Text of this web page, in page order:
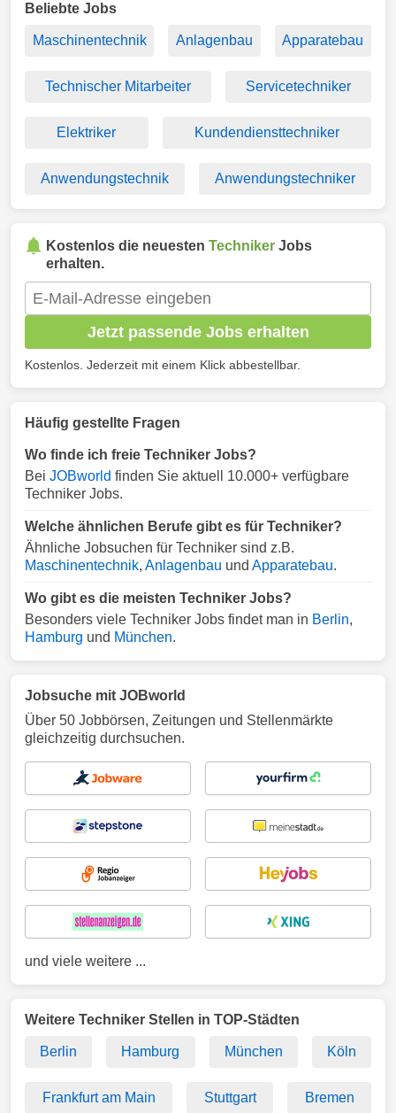
Beliebte Jobs
Maschinentechnik Anlagenbau Apparatebau
Technischer Mitarbeiter Servicetechniker
Elektriker Kundendiensttechniker
Anwendungstechnik Anwendungstechniker
Kostenlos die neuesten Techniker Jobs
erhalten.
Jetzt passende Jobs erhalten
Kostenlos. Jederzeit mit einem Klick abbestellbar.
Häufig gestellte Fragen
Wo finde ich freie Techniker Jobs?
Bei JOBworld finden Sie aktuell 10.000+ verfügbare
Techniker Jobs.
Welche ähnlichen Berufe gibt es für Techniker?
Ähnliche Jobsuchen für Techniker sind z.B.
Maschinentechnik, Anlagenbau und Apparatebau.
Wo gibt es die meisten Techniker Jobs?
Besonders viele Techniker Jobs findet man in Berlin,
Hamburg und München.
Jobsuche mit JOBworld
Über 50 Jobbörsen, Zeitungen und Stellenmärkte
gleichzeitig durchsuchen.
und viele weitere ...
Weitere Techniker Stellen in TOP-Städten
Berlin Hamburg München Köln
Frankfurt am Main Stuttgart Bremen